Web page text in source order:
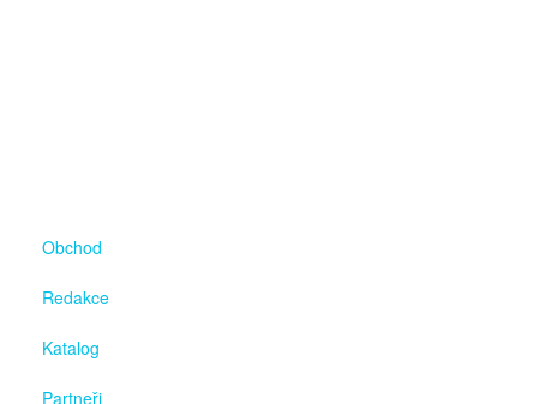
Obchod
Redakce
Katalog
Partneři